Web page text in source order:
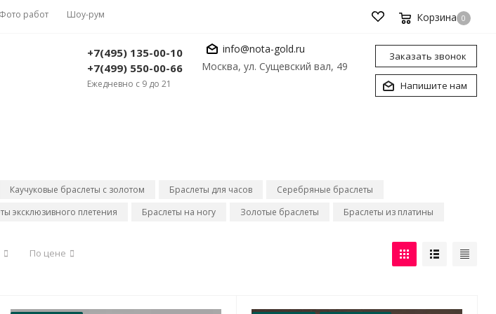
Фото работ Шоу-рум Корзина 0
+7(495) 135-00-10
+7(499) 550-00-66
Ежедневно с 9 до 21
info@nota-gold.ru
Москва, ул. Сущевский вал, 49
Заказать звонок
Напишите нам
Каучуковые браслеты с золотом Браслеты для часов
Серебряные браслеты
эксклюзивного плетения Браслеты на ногу Золотые браслеты Браслеты из платины
По цене